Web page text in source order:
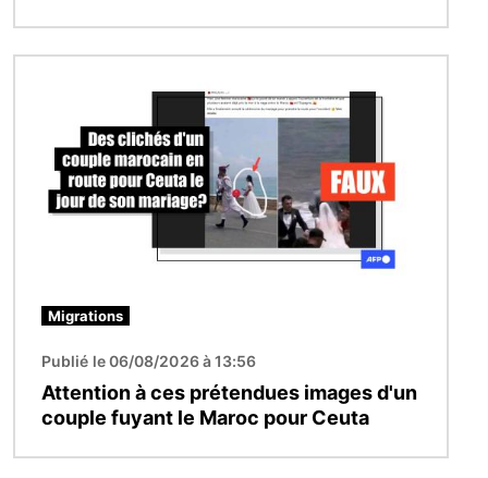
Migrations
Publié le 06/08/2026 à 13:56
Attention à ces prétendues images d'un
couple fuyant le Maroc pour Ceuta